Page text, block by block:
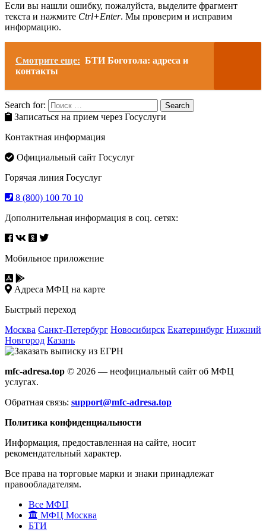
Если вы нашли ошибку, пожалуйста, выделите фрагмент
текста и нажмите Ctrl+Enter. Мы проверим и исправим
информацию.
Смотрите еще: БТИ Боготола: адреса и
контакты
Search for: Search
Записаться на прием через Госуслуги
Контактная информация
Официальный сайт Госуслуг
Горячая линия Госуслуг
8 (800) 100 70 10
Дополнительная информация в соц. сетях:
Мобильное приложение
Адреса МФЦ на карте
Быстрый переход
Москва Санкт-Петербург Новосибирск Екатеринбург Нижний
Новгород Казань
mfc-adresa.top © 2026 — неофициальный сайт об МФЦ
услугах.
Обратная связь: support@mfc-adresa.top
Политика конфиденциальности
Информация, предоставленная на сайте, носит
рекомендательный характер.
Все права на торговые марки и знаки принадлежат
правообладателям.
Все МФЦ
МФЦ Москва
БТИ